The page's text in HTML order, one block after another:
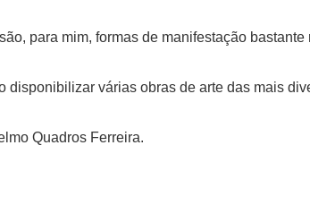
para mim, formas de manifestação bastante
disponibilizar várias obras de arte das mais
Quadros Ferreira.